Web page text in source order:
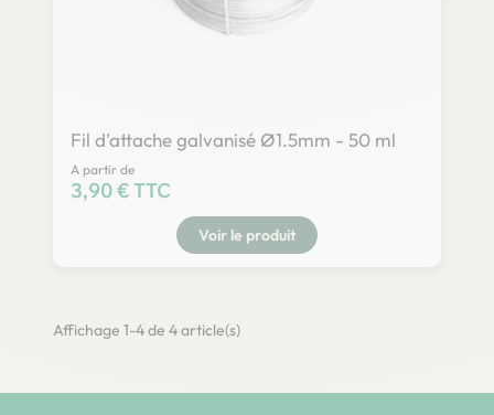
Fil d'attache galvanisé Ø1.5mm - 50 ml
A partir de
Prix
3,90 € TTC
Voir le produit
Affichage 1-4 de 4 article(s)